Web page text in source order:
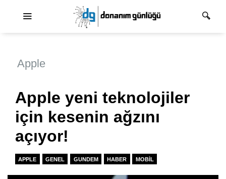
Apple
Apple yeni teknolojiler
için kesenin ağzını
açıyor!
APPLE GENEL GUNDEM HABER MOBIL